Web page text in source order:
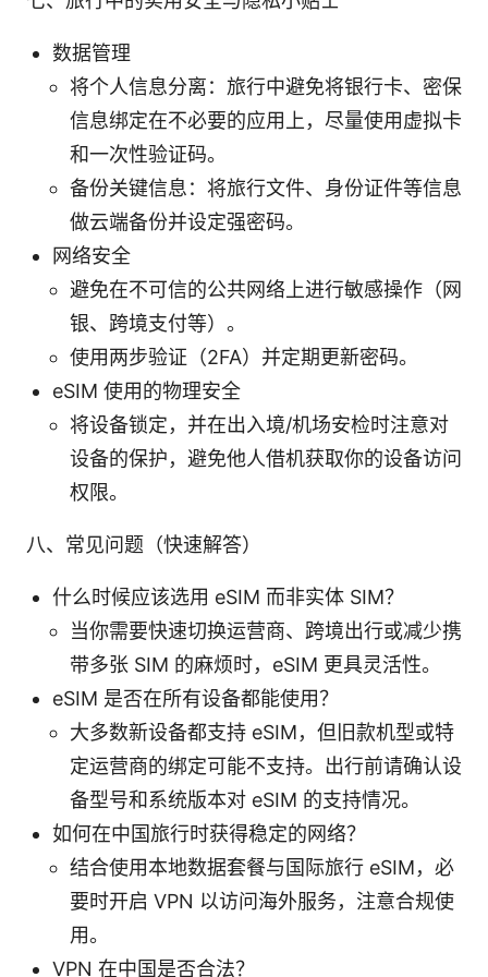
数据管理
将个人信息分离：旅行中避免将银行卡、密保
信息绑定在不必要的应用上，尽量使用虚拟卡
和一次性验证码。
备份关键信息：将旅行文件、身份证件等信息
做云端备份并设定强密码。
网络安全
避免在不可信的公共网络上进行敏感操作（网
银、跨境支付等）。
使用两步验证（2FA）并定期更新密码。
eSIM 使用的物理安全
将设备锁定，并在出入境/机场安检时注意对
设备的保护，避免他人借机获取你的设备访问
权限。
八、常见问题（快速解答）
什么时候应该选用 eSIM 而非实体 SIM？
当你需要快速切换运营商、跨境出行或减少携
带多张 SIM 的麻烦时，eSIM 更具灵活性。
eSIM 是否在所有设备都能使用？
大多数新设备都支持 eSIM，但旧款机型或特
定运营商的绑定可能不支持。出行前请确认设
备型号和系统版本对 eSIM 的支持情况。
如何在中国旅行时获得稳定的网络？
结合使用本地数据套餐与国际旅行 eSIM，必
要时开启 VPN 以访问海外服务，注意合规使
用。
VPN 在中国是否合法？